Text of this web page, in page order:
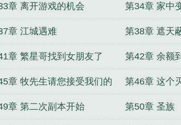
章 离开游戏的机会 第34章 家中
章 江城遇难 第38章 遮天
章 繁星哥找到女朋友了 第42章 余额
章 牧先生请您接受我们的 第46章 这个
来了
章 第二次副本开始 第50章 圣族